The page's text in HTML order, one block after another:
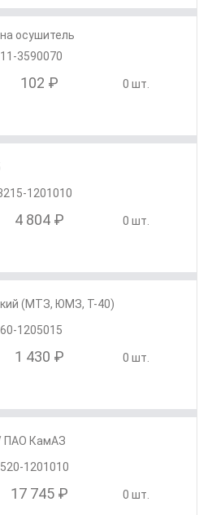
осушитель
11-3590070
102 ₽ 0 шт.
1201010
4 804 ₽ 0 шт.
(МТЗ, ЮМЗ, Т-40)
60-1205015
1 430 ₽ 0 шт.
ПАО КамАЗ
1201010
17 745 ₽ 0 шт.